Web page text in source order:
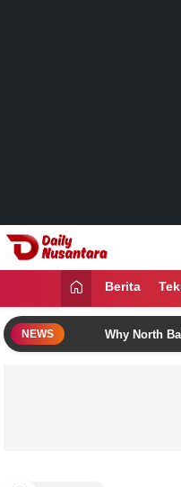
Daily Nusantara
Menyajikan Fakta,Berita
NEWS Why North Bali Is